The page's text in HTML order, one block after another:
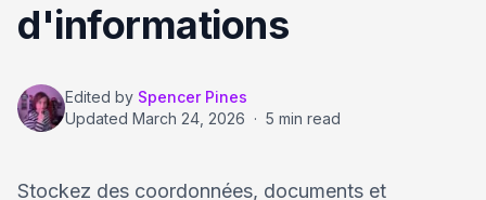
d'informations
Edited by Spencer Pines
Updated March 24, 2026 · 5 min read
Stockez des coordonnées, documents et